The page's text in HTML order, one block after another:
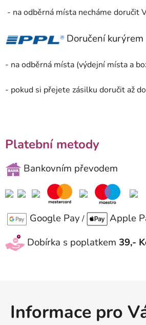
- na odběrná místa necháme doručit
Doručení kurýrem
- na odběrná místa (výdejní místa a
- pokud si přejete zásilku doručit až
Platební metody
Bankovním převodem
Google Pay /
Apple
Dobírka s poplatkem 39,-
Informace pro